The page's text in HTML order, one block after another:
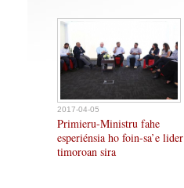
2017-04-05
Primieru-Ministru fahe
esperiénsia ho foin-sa’e lider
timoroan sira